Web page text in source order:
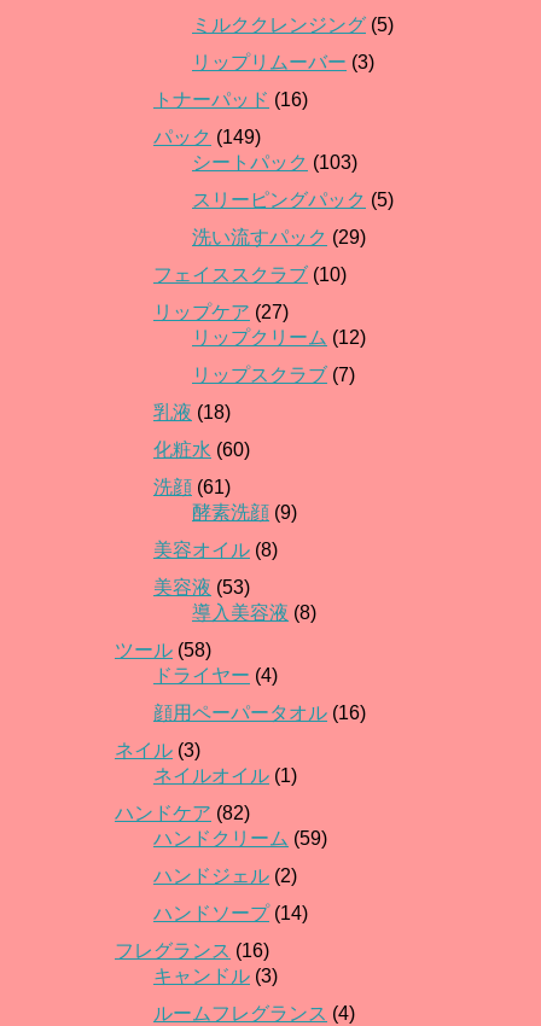
ミルククレンジング (5)
リップリムーバー (3)
トナーパッド (16)
パック (149)
シートパック (103)
スリーピングパック (5)
洗い流すパック (29)
フェイススクラブ (10)
リップケア (27)
リップクリーム (12)
リップスクラブ (7)
乳液 (18)
化粧水 (60)
洗顔 (61)
酵素洗顔 (9)
美容オイル (8)
美容液 (53)
導入美容液 (8)
ツール (58)
ドライヤー (4)
顔用ペーパータオル (16)
ネイル (3)
ネイルオイル (1)
ハンドケア (82)
ハンドクリーム (59)
ハンドジェル (2)
ハンドソープ(14)
フレグランス (16)
キャンドル (3)
ルームフレグランス (4)